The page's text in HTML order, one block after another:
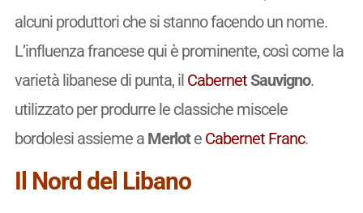
alcuni produttori che si stanno facendo un nome.
L’influenza francese qui è prominente, così come la
varietà libanese di punta, il CabernetSauvigno.
utilizzato per produrre le classiche miscele
bordolesi assieme a Merlote Cabernet Franc.
Il Nord del Libano